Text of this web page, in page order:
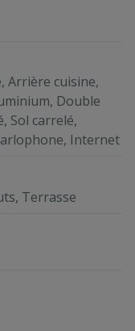
Arrière cuisine,
Double
Sol carrelé,
Internet
Terrasse